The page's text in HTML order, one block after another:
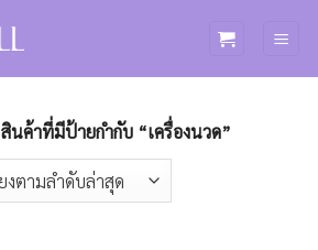
สินค้าที่มีป้ายกำกับ “เครื่องนวด”